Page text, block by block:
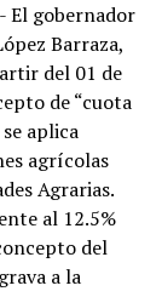
El gobernador
Barraza,
del 01 de
de “cuota
aplica
agrícolas
Agrarias.
al 12.5%
del
a la